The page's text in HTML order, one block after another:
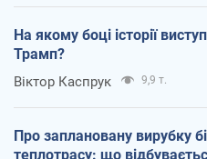
На якому боці історії
Трамп?
Віктор Каспрук 9,9 т.
Про заплановану вирубку
теплотрасу: що